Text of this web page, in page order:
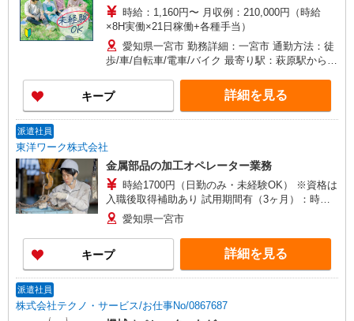
時給：1,160円〜 月収例：210,000円（時給
×8H実働×21日稼働+各種手当）
愛知県一宮市 勤務詳細：一宮市 通勤方法：徒
歩/車/自転車/電車/バイク 最寄り駅：萩原駅から車
少々） ※一宮駅から無料送迎バスあり（約30分）
※構内の駐車場（4400円/月）利用OK
キープ 詳細を見る
派遣社員
東洋ワーク株式会社
金属部品の加工オペレーター業務
時給1700円（日勤のみ・未経験OK） ※資格は
入職後取得補助あり 試用期間有（3ヶ月）：時給
１,600円 月給例 時給1,700円 × 8時間 × 21日＝
285,600円 月給＋残業２０時
間 ＝328,100円
愛知県一宮市
キープ 詳細を見る
派遣社員
株式会社テクノ・サービス/お仕事No/0867687